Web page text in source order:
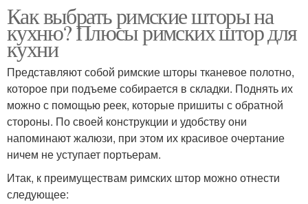
Как выбрать римские шторы на
кухню? Плюсы римских штор для
кухни
Представляют собой римские шторы тканевое полотно,
которое при подъеме собирается в складки. Поднять их
можно с помощью реек, которые пришиты с обратной
стороны. По своей конструкции и удобству они
напоминают жалюзи, при этом их красивое очертание
ничем не уступает портьерам.
Итак, к преимуществам римских штор можно отнести
следующее: